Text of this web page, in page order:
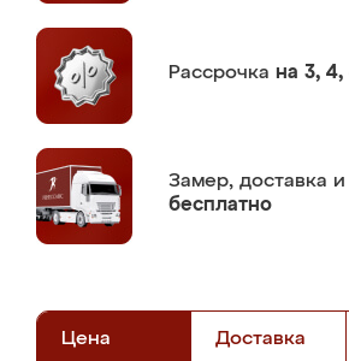
Рассрочка на 3,
Замер, доставка
бесплатно
Цена Доставка